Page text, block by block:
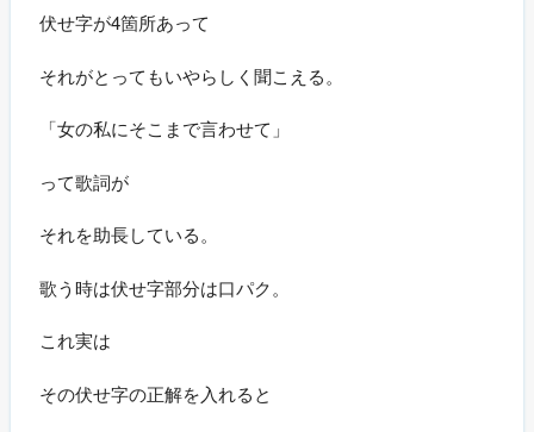
伏せ字が4箇所あって
それがとってもいやらしく聞こえる。
「女の私にそこまで言わせて」
って歌詞が
それを助長している。
歌う時は伏せ字部分は口パク。
これ実は
その伏せ字の正解を入れると